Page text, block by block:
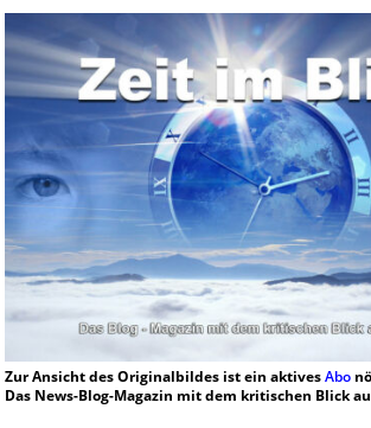
Zur Ansicht des Originalbildes ist ein aktivesAbo
Das News-Blog-Magazin mit dem kritischen Blick